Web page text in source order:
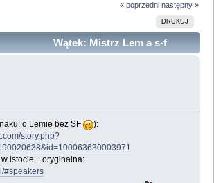
« poprzedni następny »
DRUKUJ
Wątek: Mistrz Lem a s-f
razy)
o Lemie bez SF
):
story.php?
istocie... oryginalna:
#speakers